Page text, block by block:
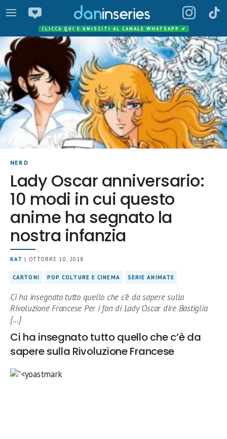
CLICCA QUI E UNISCITI AL CANALE WHATSAPP ✔
NERD
Lady Oscar anniversario:
10 modi in cui questo
anime ha segnato la
nostra infanzia
KAT | OTTOBRE 10, 2018
CARTONI POP COLTURE E CINEMA SERIE ANIMATE
Ci ha insegnato tutto quello che c’è da sapere sulla
Rivoluzione Francese Per i fan di Lady Oscar dire Bastiglia
[…]
Ci ha insegnato tutto quello che c’è da
sapere sulla Rivoluzione Francese